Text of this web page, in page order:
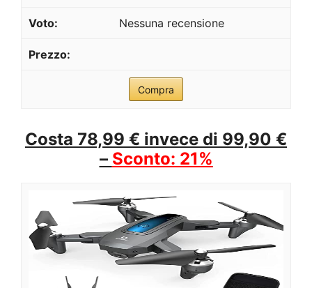
Nessuna recensione
Compra
Costa 78,99 € invece di 99,90 €
– Sconto: 21%